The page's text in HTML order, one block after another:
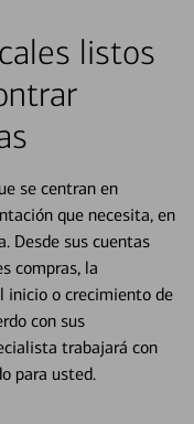
listos
se centran en
que necesita, en
Desde sus cuentas
compras, la
inicio o crecimiento de
con sus
trabajará con
para usted.